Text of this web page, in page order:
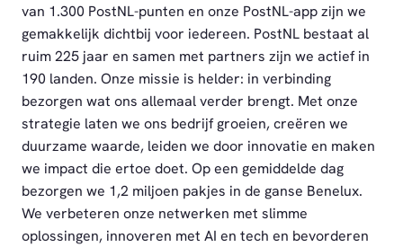
van 1.300 PostNL-punten en onze PostNL-app zijn we
gemakkelijk dichtbij voor iedereen. PostNL bestaat al
ruim 225 jaar en samen met partners zijn we actief in
190 landen. Onze missie is helder: in verbinding
bezorgen wat ons allemaal verder brengt. Met onze
strategie laten we ons bedrijf groeien, creëren we
duurzame waarde, leiden we door innovatie en maken
we impact die ertoe doet. Op een gemiddelde dag
bezorgen we 1,2 miljoen pakjes in de ganse Benelux.
We verbeteren onze netwerken met slimme
oplossingen, innoveren met AI en tech en bevorderen